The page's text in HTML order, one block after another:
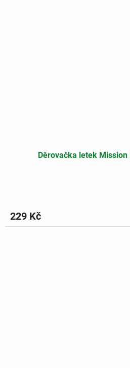
Děrovačka letek Mission
229 Kč